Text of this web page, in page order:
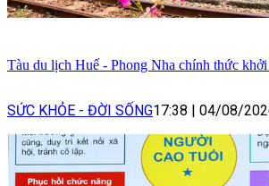
Tàu du lịch Huế - Phong Nha chính thức
SỨC KHỎE - ĐỜI SỐNG17:38 | 04/08/